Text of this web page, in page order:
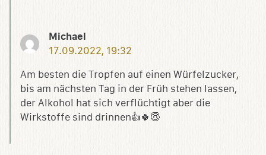
Michael
17.09.2022, 19:32
Am besten die Tropfen auf einen Würfelzucker,
bis am nächsten Tag in der Früh stehen lassen,
der Alkohol hat sich verflüchtigt aber die
Wirkstoffe sind drinnen👍🍀😇